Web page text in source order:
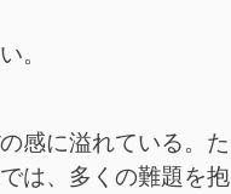
。
感に溢れている。た
は、多くの難題を抱